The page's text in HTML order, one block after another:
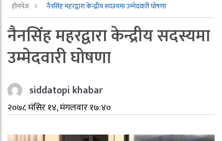
होमपेज नैनसिंह महरद्वारा केन्द्रीय सदस्यमा उम्मेदवारी घोषणा
नैनसिंह महरद्वारा केन्द्रीय सदस्यमा
उम्मेदवारी घोषणा
siddatopi khabar
२०७८ मंसिर १४, मंगलवार १७:४०